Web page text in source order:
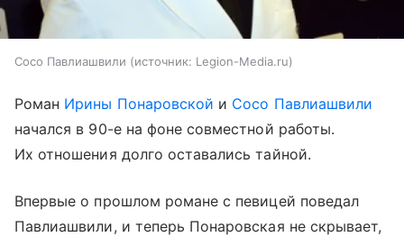
Сосо Павлиашвили источник: Legion-Media.ru
Роман Ирины Понаровской и Сосо Павлиашвили
начался в 90-е на фоне совместной работы.
Их отношения долго оставались тайной.
Впервые о прошлом романе с певицей поведал
Павлиашвили, и теперь Понаровская не скрывает,